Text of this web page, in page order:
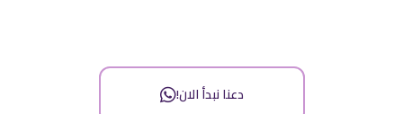
دعنا نبدأ الان!